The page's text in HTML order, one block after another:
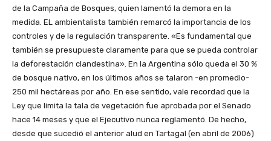
de la Campaña de Bosques, quien lamentó la demora en la
medida. EL ambientalista también remarcó la importancia de los
controles y de la regulación transparente. «Es fundamental que
también se presupueste claramente para que se pueda controlar
la deforestación clandestina». En la Argentina sólo queda el 30 %
de bosque nativo, en los últimos años se talaron -en promedio-
250 mil hectáreas por año. En ese sentido, vale recordad que la
Ley que limita la tala de vegetación fue aprobada por el Senado
hace 14 meses y que el Ejecutivo nunca reglamentó. De hecho,
desde que sucedió el anterior alud en Tartagal (en abril de 2006)